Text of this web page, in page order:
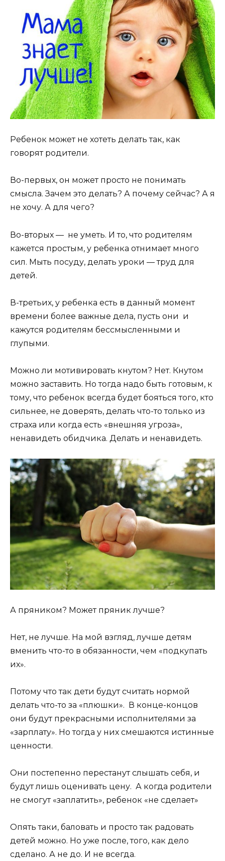
Ребенок может не хотеть делать так, как
говорят родители.
Во-первых, он может просто не понимать
смысла. Зачем это делать? А почему сейчас? А я
не хочу. А для чего?
Во-вторых — не уметь. И то, что родителям
кажется простым, у ребенка отнимает много
сил. Мыть посуду, делать уроки — труд для
детей.
В-третьих, у ребенка есть в данный момент
времени более важные дела, пусть они и
кажутся родителям бессмысленными и
глупыми.
Можно ли мотивировать кнутом? Нет. Кнутом
можно заставить. Но тогда надо быть готовым, к
тому, что ребенок всегда будет бояться того, кто
сильнее, не доверять, делать что-то только из
страха или когда есть «внешняя угроза»,
ненавидеть обидчика. Делать и ненавидеть.
А пряником? Может пряник лучше?
Нет, не лучше. На мой взгляд, лучше детям
вменить что-то в обязанности, чем «подкупать
их».
Потому что так дети будут считать нормой
делать что-то за «плюшки». В конце-концов
они будут прекрасными исполнителями за
«зарплату». Но тогда у них смешаются истинные
ценности.
Они постепенно перестанут слышать себя, и
будут лишь оценивать цену. А когда родители
не смогут «заплатить», ребенок «не сделает»
Опять таки, баловать и просто так радовать
детей можно. Но уже после, того, как дело
сделано. А не до. И не всегда.